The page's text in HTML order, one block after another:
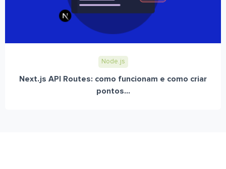
Node.js
Next.js API Routes: como funcionam e como criar
pontos...